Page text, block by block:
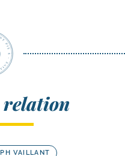
relation
VAILLANT